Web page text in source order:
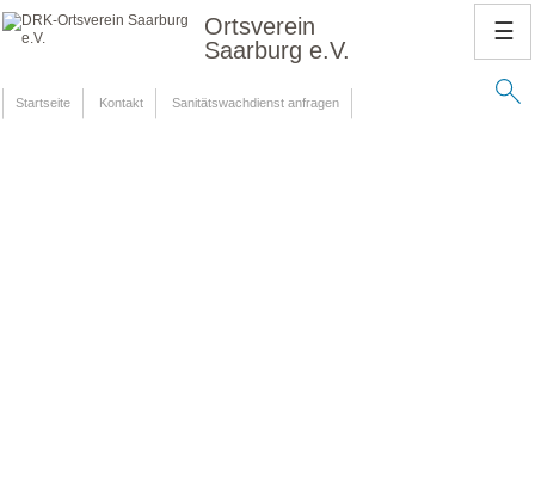
Ortsverein
Saarburg e.V.
Startseite Kontakt Sanitätswachdienst anfragen
☰